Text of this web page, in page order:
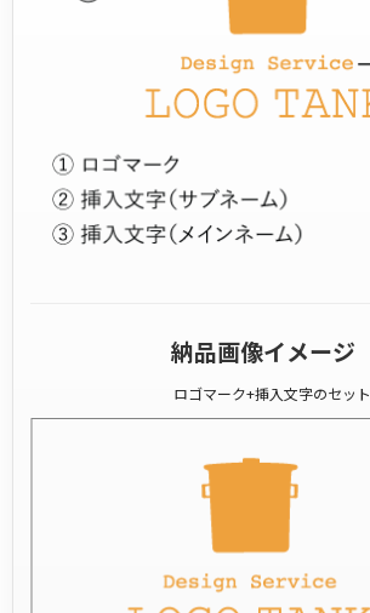
納品画像イメージ
ロゴマーク+挿入文字のセット